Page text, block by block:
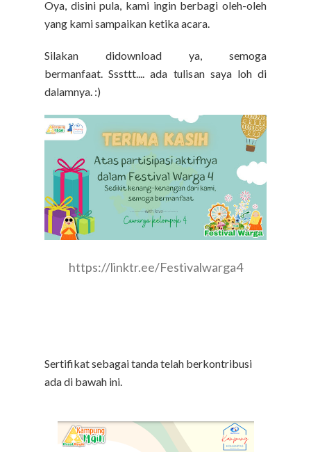
Oya, disini pula, kami ingin berbagi oleh-oleh
yang kami sampaikan ketika acara.
Silakan didownload ya, semoga
bermanfaat. Sssttt.... ada tulisan saya loh di
dalamnya. :)
https://linktr.ee/Festivalwarga4
Sertifikat sebagai tanda telah berkontribusi
ada di bawah ini.